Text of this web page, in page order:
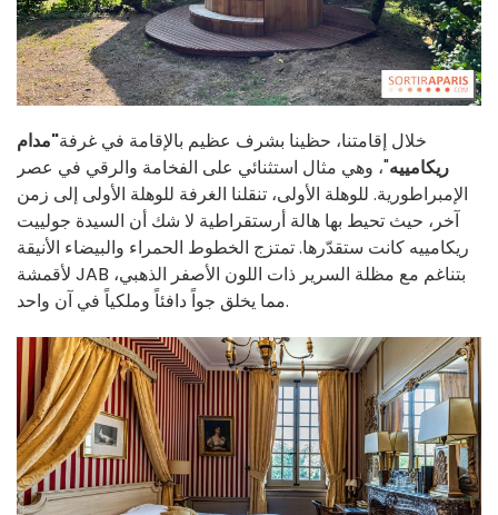
خلال إقامتنا، حظينا بشرف عظيم بالإقامة في غرفة"مدام
ريكامييه"، وهي مثال استثنائي على الفخامة والرقي في عصر
الإمبراطورية. للوهلة الأولى، تنقلنا الغرفة للوهلة الأولى إلى زمن
آخر، حيث تحيط بها هالة أرستقراطية لا شك أن السيدة جولييت
ريكامييه كانت ستقدّرها. تمتزج الخطوط الحمراء والبيضاء الأنيقة
لأقمشة JAB بتناغم مع مظلة السرير ذات اللون الأصفر الذهبي،
مما يخلق جواً دافئاً وملكياً في آن واحد.